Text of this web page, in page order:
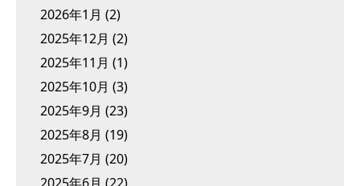
2026年1月 (2)
2025年12月 (2)
2025年11月 (1)
2025年10月 (3)
2025年9月 (23)
2025年8月 (19)
2025年7月 (20)